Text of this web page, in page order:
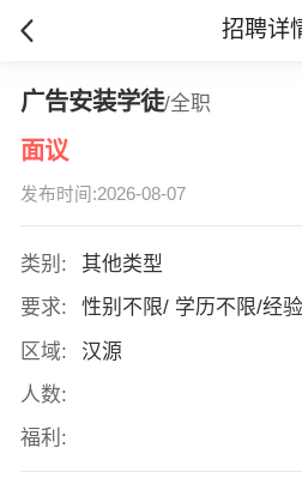
招聘详
广告安装学徒/全职
面议
发布时间:2026-08-07
类别:
其他类型
要求:
性别不限/ 学历不限/经
区域:
汉源
人数:
福利: